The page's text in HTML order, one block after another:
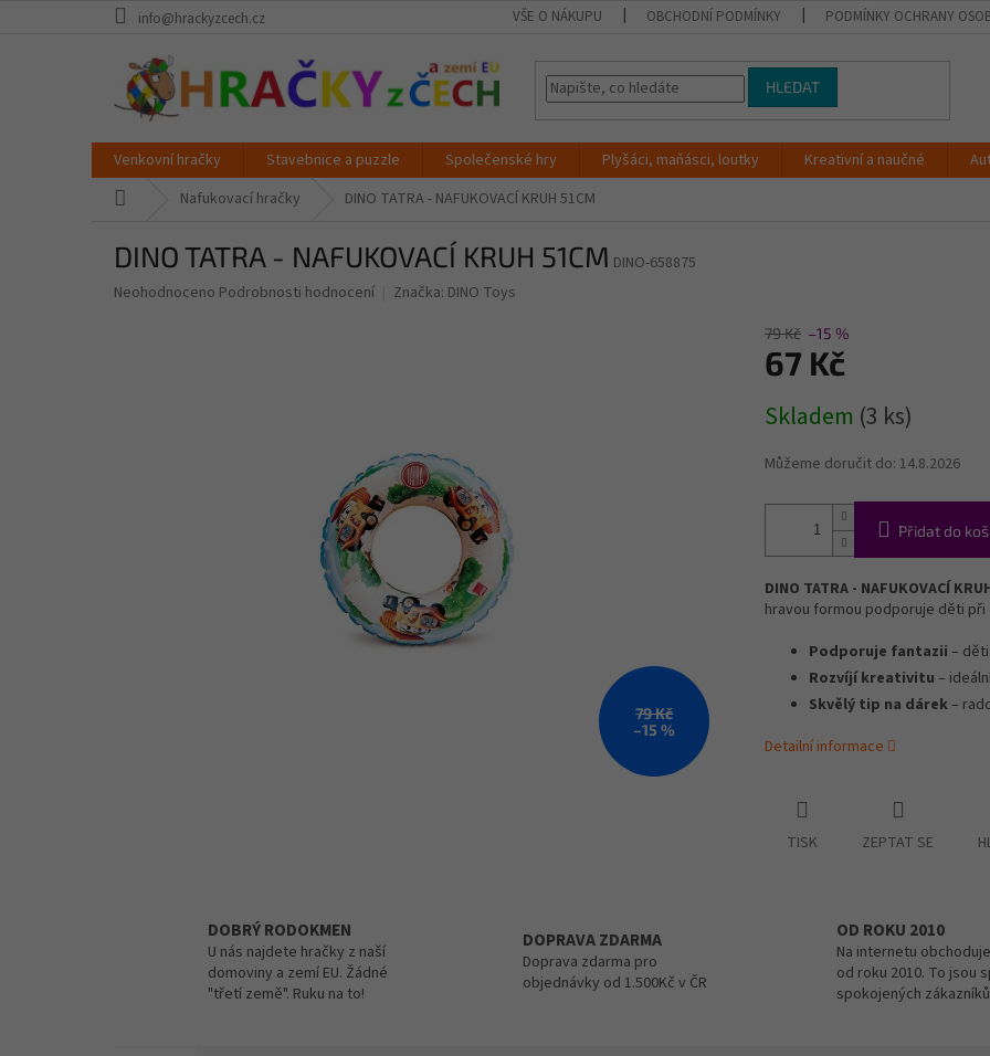
info@hrackyzcech.cz VŠE O NÁKUPU OBCHODNÍ PODMÍNKY PODMÍNKY OCHRANY
HLEDAT
Venkovní hračky Stavebnice a puzzle Společenské hry Plyšáci, maňásci, loutky Kreativní a naučné
Nafukovací hračky DINO TATRA - NAFUKOVACÍ KRUH 51CM
DINO TATRA - NAFUKOVACÍ KRUH 51CM DINO-658875
Průměrné
Neohodnoceno Podrobnosti hodnocení Značka: DINO Toys
79 Kč
–15 %
79 Kč –15 %
67 Kč
cena:
Skladem (3 ks)
Můžeme doručit do: 14.8.2026
Přidat do
DINO TATRA - NAFUKOVACÍ
hravou formou podporuje děti
Podporuje fantazii –
Rozvíjí kreativitu –
Skvělý tip na dárek–
Detailní informace
TISK ZEPTAT SE
DOBRÝ RODOKMEN
U nás najdete hračky z naší
domoviny a zemí EU. Žádné
"třetí země". Ruku na to!
DOPRAVA ZDARMA
Doprava zdarma pro
objednávky od 1.500Kč v ČR
OD ROKU 2010
Na internetu
od roku 2010. To jsou
spokojených